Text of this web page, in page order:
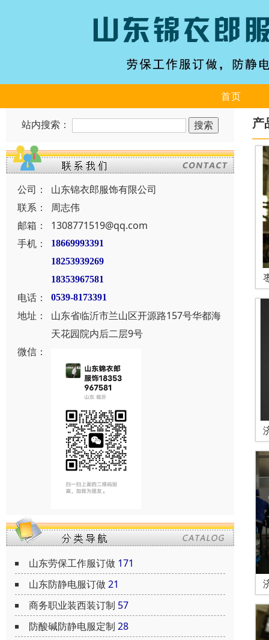
首页
站内搜索：
公司：
山东锦衣郎服饰有限公司
联系：
周志伟
邮箱：
1308771519@qq.com
手机：
18669993391
18253939269
18353967581
电话： 0539-8173391
地址：
山东省临沂市兰山区开源路157号华都海
天花园院内后二层9号
微信：
山东劳保工作服订做 171
山东防静电服订做21
商务职业装西装订制 57
防酸碱防静电服定制 28
产